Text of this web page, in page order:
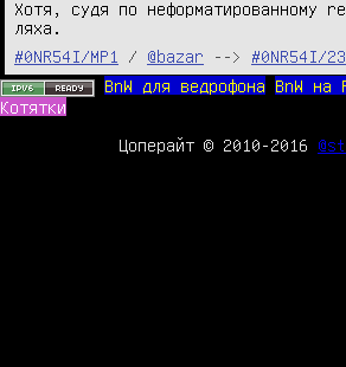
Хотя, судя по неформатированному
ляха.
#0NR54I/MP1
/ @bazar --> #0NR54I/
BnW для ведрофона
BnW на
Котятки
Цоперайт © 2010-2016